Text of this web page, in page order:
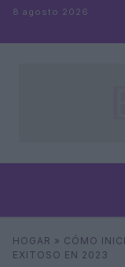
Saltar al contenido
8 agosto 2026
Buscar
HOGAR » CÓMO
EXITOSO EN 2023